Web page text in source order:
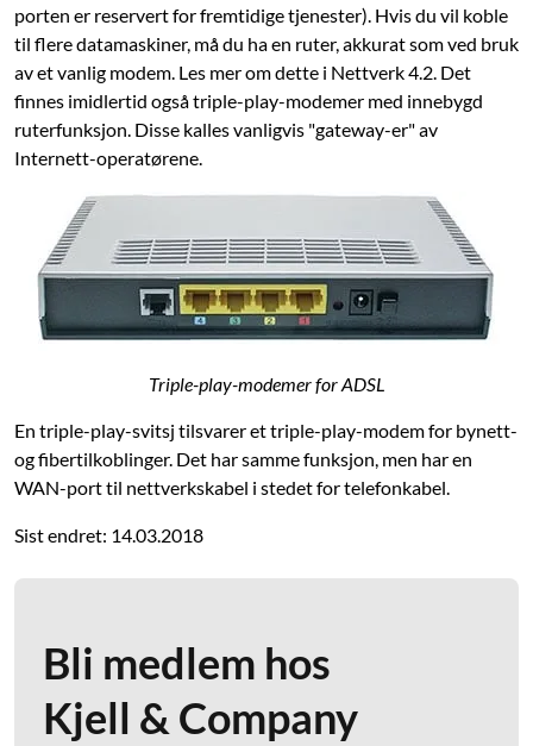
porten er reservert for fremtidige tjenester). Hvis du vil koble
til flere datamaskiner, må du ha en ruter, akkurat som ved bruk
av et vanlig modem. Les mer om dette i Nettverk 4.2. Det
finnes imidlertid også triple-play-modemer med innebygd
ruterfunksjon. Disse kalles vanligvis "gateway-er" av
Internett-operatørene.
Triple-play-modemer for ADSL
En triple-play-svitsj tilsvarer et triple-play-modem for bynett-
og fibertilkoblinger. Det har samme funksjon, men har en
WAN-port til nettverkskabel i stedet for telefonkabel.
Sist endret: 14.03.2018
Bli medlem hos
Kjell & Company